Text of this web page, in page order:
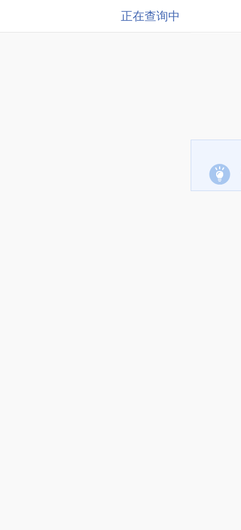
正在查询中